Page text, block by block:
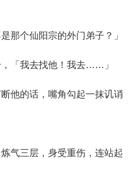
个仙阳宗的外门弟子？」
「我去找他！我去……」
的话，嘴角勾起一抹讥诮
三层，身受重伤，连站起